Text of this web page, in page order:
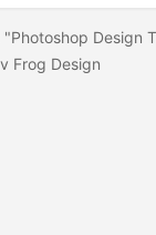
Design
Frog Design